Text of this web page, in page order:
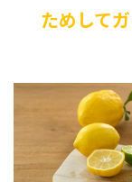
ためして